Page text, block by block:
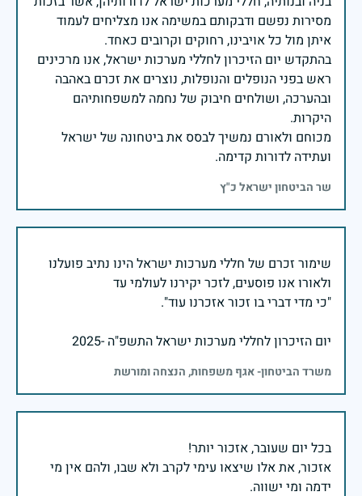
מסירות נפשם ודבקותם במשימה אנו מצליחים לעמוד
בהתקדש יום הזיכרון לחללי מערכות ישראל, אנו מרכינים
ראש בפני הנופלים והנופלות, נוצרים את זכרם באהבה
ובהערכה, ושולחים חיבוק של נחמה למשפחותיהם
מכוחם ולאורם נמשיך לבסס את ביטחונה של ישראל
ועתידה לדורות קדימה.
שר הביטחון ישראל כ"ץ
שימור זכרם של חללי מערכות ישראל הינו נתיב פועלנו
יום הזיכרון לחללי מערכות ישראל התשפ"ה -2025
משרד הביטחון- אגף משפחות, הנצחה ומורשת
אזכור, את אלו שיצאו עימי לקרב ולא שבו, ולהם אין מי